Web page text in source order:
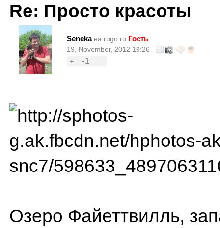
Re: Просто красоты
Seneka на rugo.ru Гость
19, November, 2012 19:26
+
-1 –
Озеро Файеттвилль,